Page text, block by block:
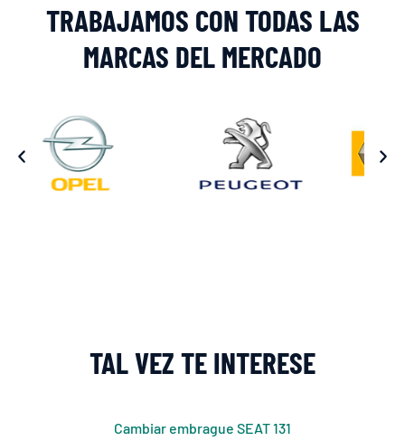
TRABAJAMOS CON TODAS LAS
MARCAS DEL MERCADO
TAL VEZ TE INTERESE
Cambiar embrague SEAT 131